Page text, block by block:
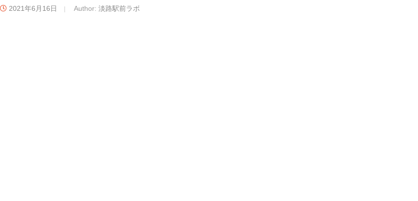
2021年6月16日 Author: 淡路駅前ラボ